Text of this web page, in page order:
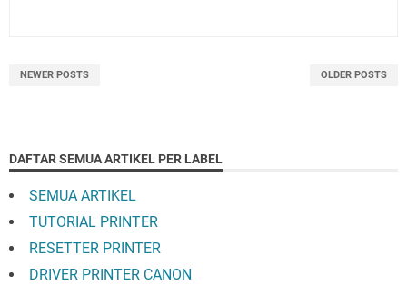
NEWER POSTS OLDER POSTS
DAFTAR SEMUA ARTIKEL PER LABEL
SEMUA ARTIKEL
TUTORIAL PRINTER
RESETTER PRINTER
DRIVER PRINTER CANON